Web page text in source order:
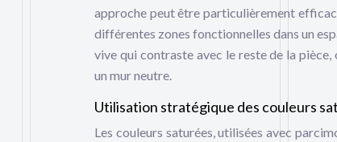
approche peut être particulièrement
différentes zones fonctionnelles dans un
vive qui contraste avec le reste de la
un mur neutre.
Utilisation stratégique des couleurs
Les couleurs saturées, utilisées avec